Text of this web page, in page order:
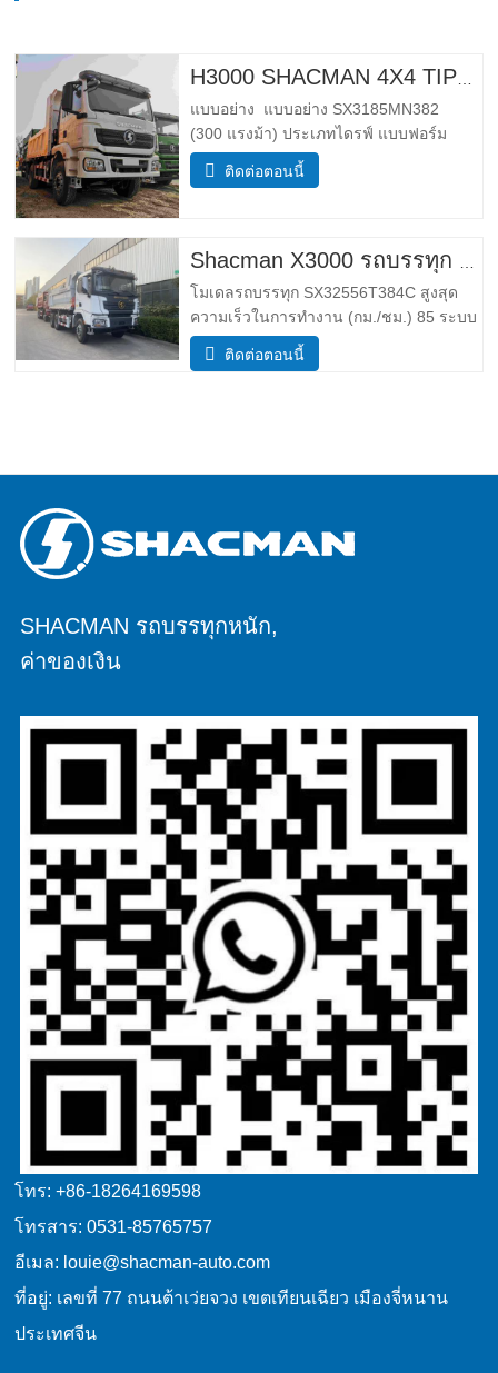
แบบอย่าง แบบอย่าง SX3185MN382
(300 แรงม้า) ประเภทไดรฟ์ แบบฟอร์ม
ไดรฟ์ 4*4 น้ำหนัก พารามิเตอร์น้ำหนัก
สมบูรณ์ ขอบ มวล (กก.) ลดน้ำหนัก 5500
(มม.) ขนาด (ยาว x ความกว้าง x สูง
ติดต่อตอนนี้
โมเดลรถบรรทุก SX32556T384C สูงสุด
ความเร็วในการทำงาน (กม./ชม.) 85 ระบบ
ขับเคลื่อน 6×4 ขนาด (ยาว*กว้าง*สูง)(มม.)
โดยรวม 8385*2490*3450 ร่างกายการถ่าย
ติดต่อตอนนี้
SHACMAN รถบรรทุกหนัก,
ค่าของเงิน
โทร: +86-18264169598
โทรสาร: 0531-85765757
อีเมล: louie@shacman-auto.com
ที่อยู่: เลขที่ 77 ถนนต้าเว่ยจวง เขตเทียนเฉียว เมืองจี่หนาน
ประเทศจีน